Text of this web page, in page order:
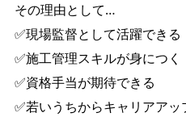
その理由として…
✅現場監督として活躍できる
✅施工管理スキルが身につく
✅資格手当が期待できる
✅若いうちからキャリアアッ